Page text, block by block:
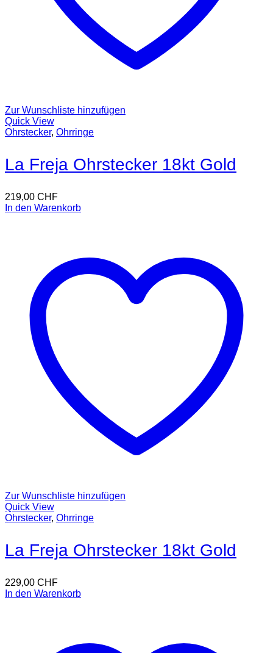
Zur Wunschliste hinzufügen
Quick View
Ohrstecker, Ohrringe
La Freja Ohrstecker 18kt Gold
219,00 CHF
In den Warenkorb
Zur Wunschliste hinzufügen
Quick View
Ohrstecker, Ohrringe
La Freja Ohrstecker 18kt Gold
229,00 CHF
In den Warenkorb